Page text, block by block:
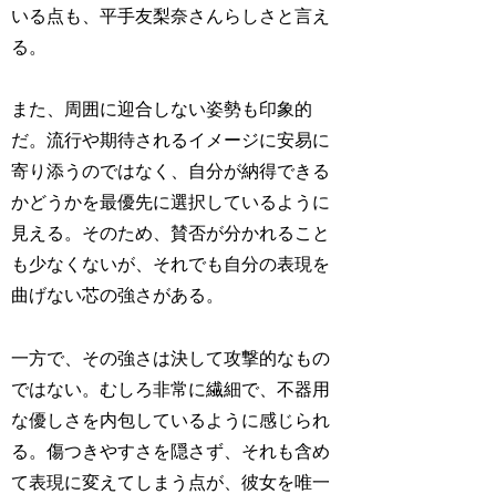
いる点も、平手友梨奈さんらしさと言え
る。
また、周囲に迎合しない姿勢も印象的
だ。流行や期待されるイメージに安易に
寄り添うのではなく、自分が納得できる
かどうかを最優先に選択しているように
見える。そのため、賛否が分かれること
も少なくないが、それでも自分の表現を
曲げない芯の強さがある。
一方で、その強さは決して攻撃的なもの
ではない。むしろ非常に繊細で、不器用
な優しさを内包しているように感じられ
る。傷つきやすさを隠さず、それも含め
て表現に変えてしまう点が、彼女を唯一